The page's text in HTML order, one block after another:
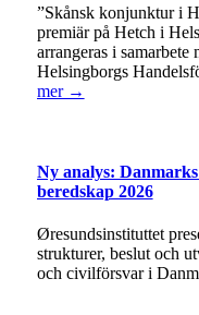
”Skånsk konjunktur i
premiär på Hetch i
arrangeras i
Helsingborgs
mer →
Ny analys:
beredskap 2026
Øresundsinstituttet
strukturer, beslut och
och civilförsvar i